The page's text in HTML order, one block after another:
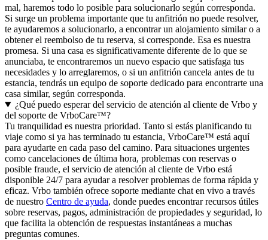
mal, haremos todo lo posible para solucionarlo según corresponda.
Si surge un problema importante que tu anfitrión no puede resolver,
te ayudaremos a solucionarlo, a encontrar un alojamiento similar o a
obtener el reembolso de tu reserva, si corresponde. Esa es nuestra
promesa. Si una casa es significativamente diferente de lo que se
anunciaba, te encontraremos un nuevo espacio que satisfaga tus
necesidades y lo arreglaremos, o si un anfitrión cancela antes de tu
estancia, tendrás un equipo de soporte dedicado para encontrarte una
casa similar, según corresponda.
¿Qué puedo esperar del servicio de atención al cliente de Vrbo y
del soporte de VrboCare™?
Tu tranquilidad es nuestra prioridad. Tanto si estás planificando tu
viaje como si ya has terminado tu estancia, VrboCare™ está aquí
para ayudarte en cada paso del camino. Para situaciones urgentes
como cancelaciones de última hora, problemas con reservas o
posible fraude, el servicio de atención al cliente de Vrbo está
disponible 24/7 para ayudar a resolver problemas de forma rápida y
eficaz. Vrbo también ofrece soporte mediante chat en vivo a través
de nuestro Centro de ayuda, donde puedes encontrar recursos útiles
sobre reservas, pagos, administración de propiedades y seguridad, lo
que facilita la obtención de respuestas instantáneas a muchas
preguntas comunes.